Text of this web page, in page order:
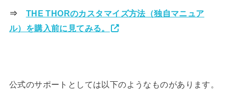
⇒ THE THORのカスタマイズ方法（独自マニュア
ル）を購入前に見てみる。
公式のサポートとしては以下のようなものがあります。